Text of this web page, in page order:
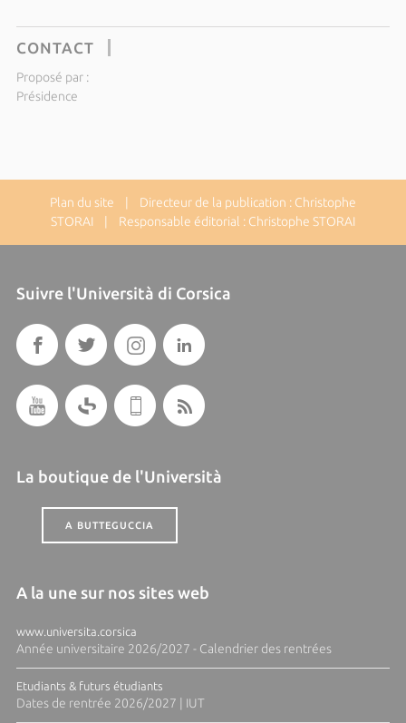
CONTACT
Proposé par :
Présidence
Plan du site | Directeur de la publication : Christophe
STORAI | Responsable éditorial : Christophe STORAI
Suivre l'Università di Corsica
La boutique de l'Università
A BUTTEGUCCIA
A la une sur nos sites web
www.universita.corsica
Année universitaire 2026/2027 - Calendrier des rentrées
Etudiants & futurs étudiants
Dates de rentrée 2026/2027 | IUT